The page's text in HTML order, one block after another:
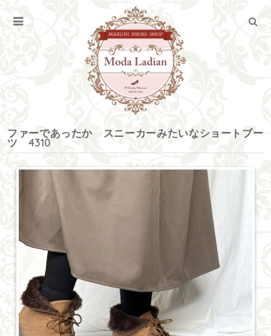
ファーであったか スニーカーみたいなショートブー
ツ 4310